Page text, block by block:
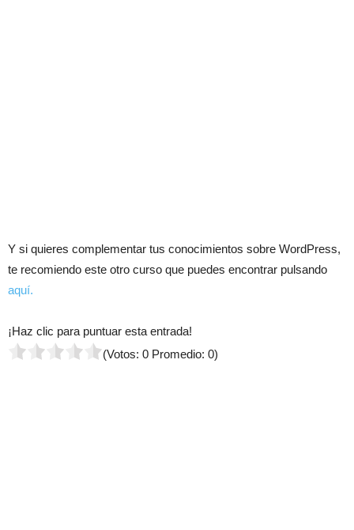
Y si quieres complementar tus conocimientos sobre WordPress,
te recomiendo este otro curso que puedes encontrar pulsando
aquí.
¡Haz clic para puntuar esta entrada!
(Votos: 0 Promedio: 0)